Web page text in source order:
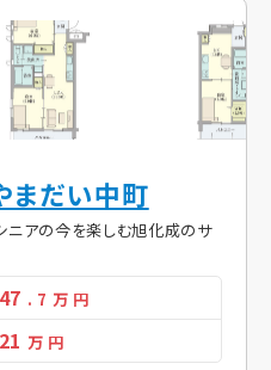
だい中町
アの今を楽しむ旭化成のサ
47 . 7 万 円
21万 円